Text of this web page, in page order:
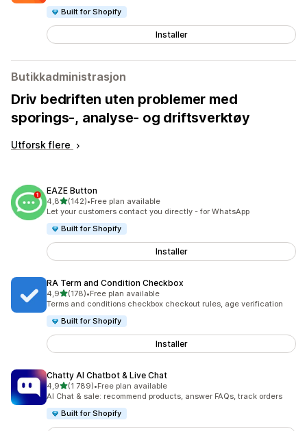
Built for Shopify
Installer
Butikkadministrasjon
Driv bedriften uten problemer med
sporings-, analyse- og driftsverktøy
Utforsk flere
EAZE Button
4,8av 5 stjerner
(142)
Totalt 142 omtaler
•Free plan available
Let your customers contact you directly - for WhatsApp
Built for Shopify
Installer
RA Term and Condition Checkbox
4,9av 5 stjerner
(178)
Totalt 178 omtaler
•Free plan available
Terms and conditions checkbox checkout rules, age verification
Built for Shopify
Installer
Chatty AI Chatbot & Live Chat
4,9av 5 stjerner
(1 789)
Totalt 1789 omtaler
•Free plan available
AI Chat & sale: recommend products, answer FAQs, track orders
Built for Shopify